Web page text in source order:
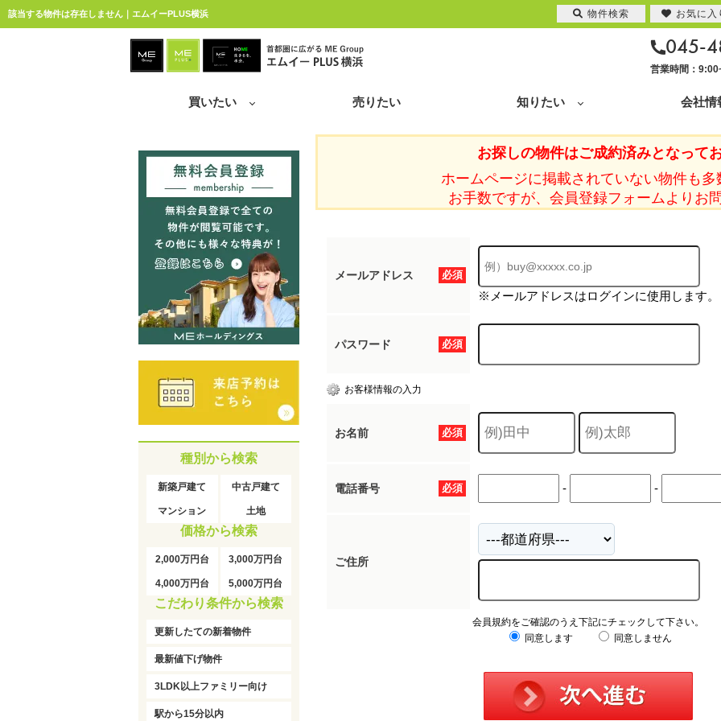
該当する物件は存在しません｜エムイーPLUS横浜
045-
営業時間：
買いたい 売りたい 知りたい 会社情
お探しの物件はご成約済みとなってお
ホームページに掲載されていない物件も多
お手数ですが、会員登録フォームよりお
必須
メールアドレス
※メールアドレスはログインに使用します。
必須
パスワード
お客様情報の入力
必須
お名前
必須
電話番号 - -
ご住所
会員規約をご確認のうえ下記にチェックして下さい。
同意します
同意しません
種別から検索
新築戸建て 中古戸建て
マンション 土地
価格から検索
2,000万円台 3,000万円台
4,000万円台 5,000万円台
こだわり条件から検索
更新したての新着物件
最新値下げ物件
3LDK以上ファミリー向け
駅から15分以内
物件検索 お気に入